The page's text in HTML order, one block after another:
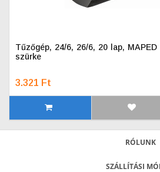
Tűzőgép, 24/6, 26/6, 20 lap,
szürke
3.321 Ft
RÓLUNK
SZÁLLÍTÁSI